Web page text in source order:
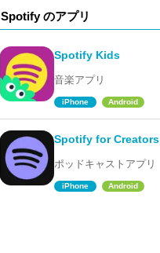
Spotify のアプリ
Spotify Kids
音楽アプリ
iPhone Android
Spotify for Creators
ポッドキャストアプリ
iPhone Android